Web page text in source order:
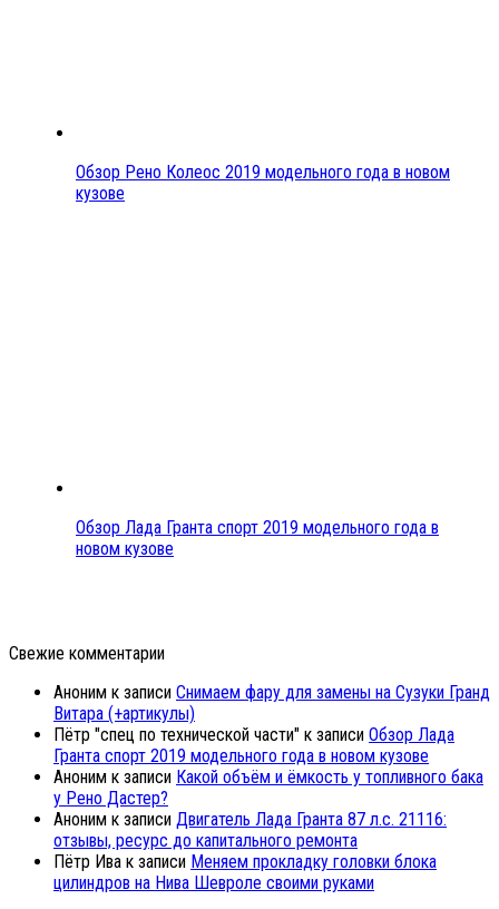
Обзор Рено Колеос 2019 модельного года в новом
кузове
Обзор Лада Гранта спорт 2019 модельного года в
новом кузове
Свежие комментарии
Аноним к записи Снимаем фару для замены на Сузуки Гранд
Витара (+артикулы)
Пётр "спец по технической части" к записи Обзор Лада
Гранта спорт 2019 модельного года в новом кузове
Аноним к записи Какой объём и ёмкость у топливного бака
у Рено Дастер?
Аноним к записи Двигатель Лада Гранта 87 л.с. 21116:
отзывы, ресурс до капитального ремонта
Пётр Ива к записи Меняем прокладку головки блока
цилиндров на Нива Шевроле своими руками